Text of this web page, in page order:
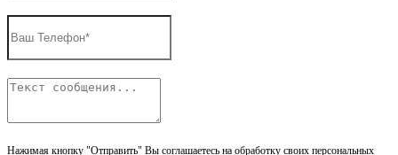
Нажимая кнопку "Отправить" Вы соглашаетесь на обработку своих персональных